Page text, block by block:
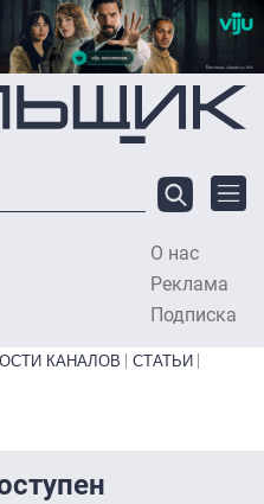
О нас
Реклама
Подписка
КАНАЛОВ
СТАТЬИ